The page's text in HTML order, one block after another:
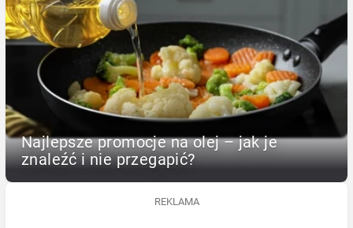
Najlepsze promocje na olej – jak je
znaleźć i nie przegapić?
REKLAMA